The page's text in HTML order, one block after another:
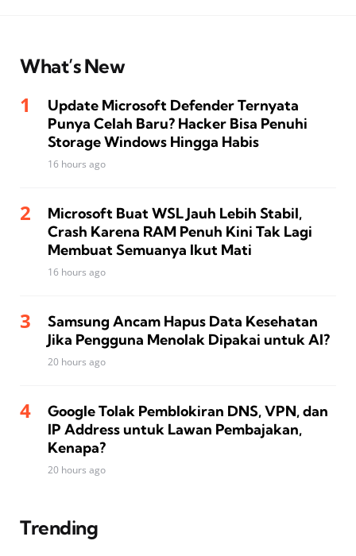
What’s New
Update Microsoft Defender Ternyata
Punya Celah Baru? Hacker Bisa Penuhi
Storage Windows Hingga Habis
16 hours ago
Microsoft Buat WSL Jauh Lebih Stabil,
Crash Karena RAM Penuh Kini Tak Lagi
Membuat Semuanya Ikut Mati
16 hours ago
Samsung Ancam Hapus Data Kesehatan
Jika Pengguna Menolak Dipakai untuk AI?
20 hours ago
Google Tolak Pemblokiran DNS, VPN, dan
IP Address untuk Lawan Pembajakan,
Kenapa?
20 hours ago
Trending